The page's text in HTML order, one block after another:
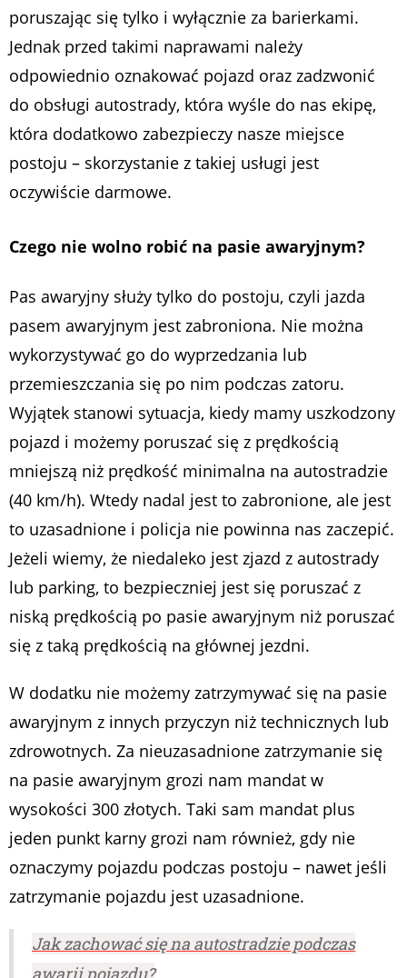
poruszając się tylko i wyłącznie za barierkami.
Jednak przed takimi naprawami należy
odpowiednio oznakować pojazd oraz zadzwonić
do obsługi autostrady, która wyśle do nas ekipę,
która dodatkowo zabezpieczy nasze miejsce
postoju – skorzystanie z takiej usługi jest
oczywiście darmowe.
Czego nie wolno robić na pasie awaryjnym?
Pas awaryjny służy tylko do postoju, czyli jazda
pasem awaryjnym jest zabroniona. Nie można
wykorzystywać go do wyprzedzania lub
przemieszczania się po nim podczas zatoru.
Wyjątek stanowi sytuacja, kiedy mamy uszkodzony
pojazd i możemy poruszać się z prędkością
mniejszą niż prędkość minimalna na autostradzie
(40 km/h). Wtedy nadal jest to zabronione, ale jest
to uzasadnione i policja nie powinna nas zaczepić.
Jeżeli wiemy, że niedaleko jest zjazd z autostrady
lub parking, to bezpieczniej jest się poruszać z
niską prędkością po pasie awaryjnym niż poruszać
się z taką prędkością na głównej jezdni.
W dodatku nie możemy zatrzymywać się na pasie
awaryjnym z innych przyczyn niż technicznych lub
zdrowotnych. Za nieuzasadnione zatrzymanie się
na pasie awaryjnym grozi nam mandat w
wysokości 300 złotych. Taki sam mandat plus
jeden punkt karny grozi nam również, gdy nie
oznaczymy pojazdu podczas postoju – nawet jeśli
zatrzymanie pojazdu jest uzasadnione.
Jak zachować się na autostradzie podczas
awarii pojazdu?